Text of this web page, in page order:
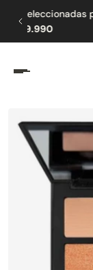
al contenido
por
🚚 Retiro